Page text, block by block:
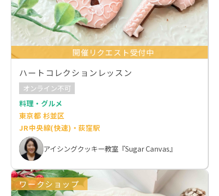
開催リクエスト受付中
ハートコレクションレッスン
オンライン不可
料理・グルメ
東京都 杉並区
JR中央線(快速)・荻窪駅
アイシングクッキー教室『Sugar Canvas』
ワークショップ